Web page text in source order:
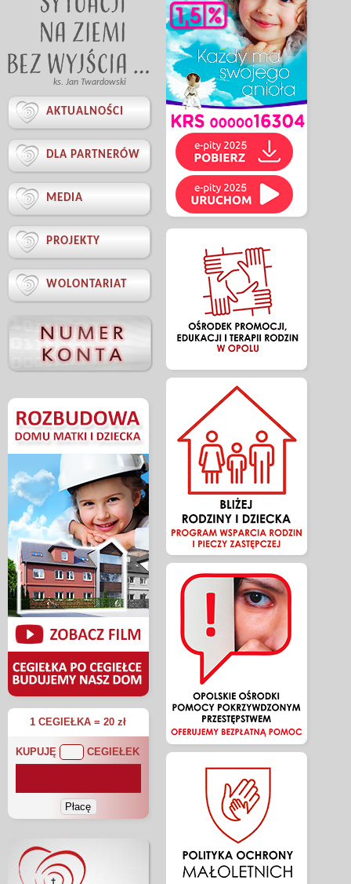
ks. Jan Twardowski
 AKTUALNOŚCI
 DLA PARTNERÓW
 MEDIA
 PROJEKTY
 WOLONTARIAT
1 CEGIEŁKA = 20 zł
KUPUJĘ CEGIEŁEK